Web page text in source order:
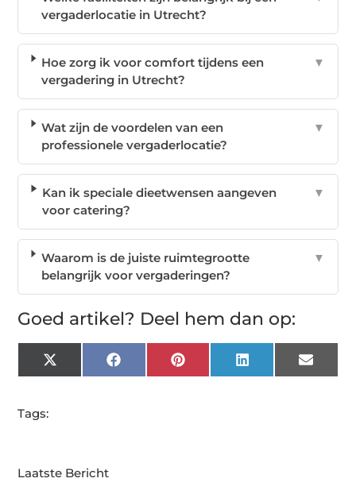
vergaderlocatie in Utrecht?
Hoe zorg ik voor comfort tijdens een
vergadering in Utrecht?
▼
Wat zijn de voordelen van een
professionele vergaderlocatie?
▼
Kan ik speciale dieetwensen aangeven
voor catering?
▼
Waarom is de juiste ruimtegrootte
belangrijk voor vergaderingen?
▼
Goed artikel? Deel hem dan op:
X
(Twitter)
FacebookPinterest LinkedIn Email
Tags:
Laatste Bericht